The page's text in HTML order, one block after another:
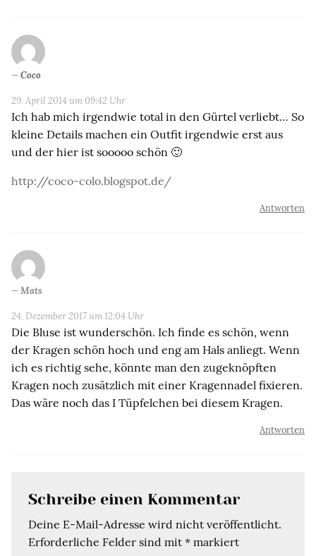
Coco
29. April 2014 um 09:42 Uhr
Ich hab mich irgendwie total in den Gürtel verliebt… So
kleine Details machen ein Outfit irgendwie erst aus
und der hier ist sooooo schön 🙂
http://coco-colo.blogspot.de/
Antworten
Mats
24. Dezember 2017 um 12:04 Uhr
Die Bluse ist wunderschön. Ich finde es schön, wenn
der Kragen schön hoch und eng am Hals anliegt. Wenn
ich es richtig sehe, könnte man den zugeknöpften
Kragen noch zusätzlich mit einer Kragennadel fixieren.
Das wäre noch das I Tüpfelchen bei diesem Kragen.
Antworten
Schreibe einen Kommentar
Deine E-Mail-Adresse wird nicht veröffentlicht.
Erforderliche Felder sind mit * markiert